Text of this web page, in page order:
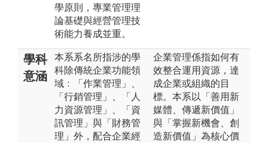
學原則，專業管理理
論基礎與經營管理技
術能力養成並重。
學科
意涵
本系系名所指涉的學
科除傳統企業功能領
域﹕「作業管理」、
「行銷管理」、「人
力資源管理」、「資
訊管理」與「財務管
理」外，配合企業經
企業管理係指如何有
效整合運用資源，達
成企業或組織的目
標。本系以「善用新
媒體、傳遞新價值」
與「掌握新機會、創
造新價值」為核心價